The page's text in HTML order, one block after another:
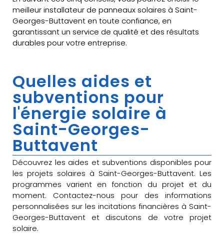
meilleur installateur de panneaux solaires à Saint-
Georges-Buttavent en toute confiance, en
garantissant un service de qualité et des résultats
durables pour votre entreprise.
Quelles aides et
subventions pour
l'énergie solaire à
Saint-Georges-
Buttavent
Découvrez les aides et subventions disponibles pour
les projets solaires à Saint-Georges-Buttavent. Les
programmes varient en fonction du projet et du
moment. Contactez-nous pour des informations
personnalisées sur les incitations financières à Saint-
Georges-Buttavent et discutons de votre projet
solaire.